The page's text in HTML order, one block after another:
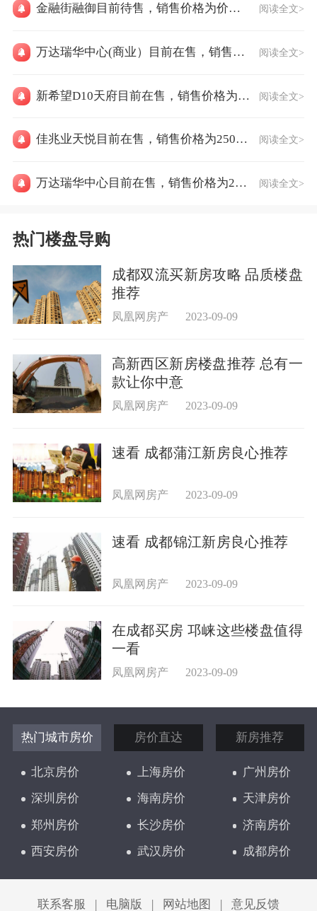
金融街融御目前待售，销售价格为价格待定 阅读全文>
万达瑞华中心(商业）目前在售，销售价格为25000元/㎡ 阅读全文>
新希望D10天府目前在售，销售价格为29299元/㎡ 阅读全文>
佳兆业天悦目前在售，销售价格为25000元/㎡ 阅读全文>
万达瑞华中心目前在售，销售价格为22000元/㎡ 阅读全文>
热门楼盘导购
成都双流买新房攻略 品质楼盘
推荐
凤凰网房产 2023-09-09
高新西区新房楼盘推荐 总有一
款让你中意
凤凰网房产 2023-09-09
速看 成都蒲江新房良心推荐
凤凰网房产 2023-09-09
速看 成都锦江新房良心推荐
凤凰网房产 2023-09-09
在成都买房 邛崃这些楼盘值得
一看
凤凰网房产 2023-09-09
热门城市房价 房价直达 新房推荐
北京房价 上海房价
广州房价
深圳房价
海南房价
天津房价
郑州房价
长沙房价
济南房价
西安房价
武汉房价
成都房价
太原房价
联系客服
电脑版 网站地图 意见反馈